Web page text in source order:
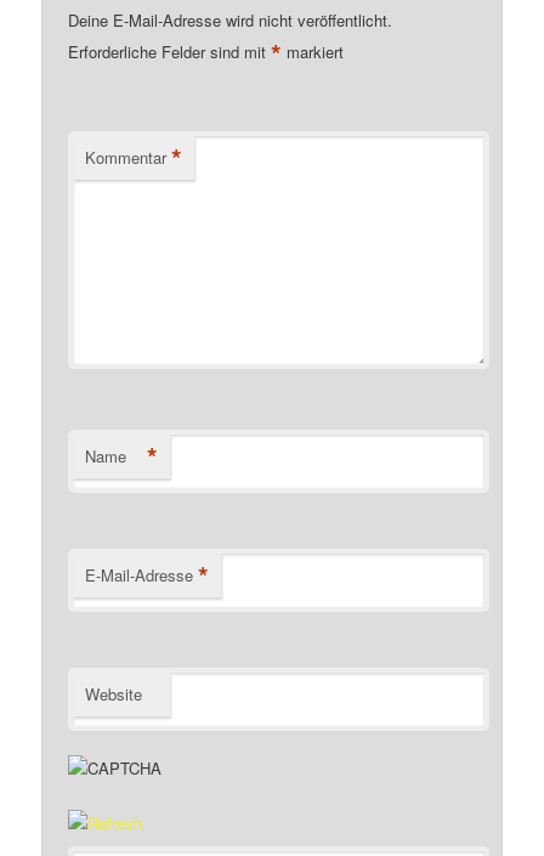
Deine E-Mail-Adresse wird nicht veröffentlicht.
Erforderliche Felder sind mit* markiert
Kommentar *
Name *
E-Mail-Adresse *
Website